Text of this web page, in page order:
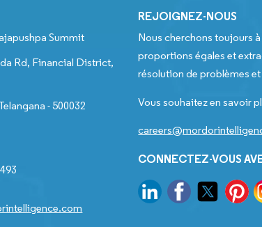
Summit
Rd, Financial District,
- 500032
REJOIGNEZ-NOUS
Nous cherchons toujours
proportions égales et
résolution de problèmes
Vous souhaitez en savoir
CONNECTEZ-VOUS